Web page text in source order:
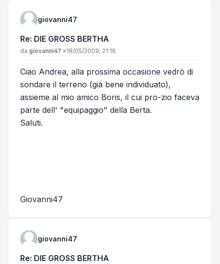
giovanni47
Re: DIE GROSS BERTHA
Messaggio
da giovanni47 »18/05/2009, 21:16
Ciao Andrea, alla prossima occasione vedrò di
sondare il terreno (già bene individuato),
assieme al mio amico Boris, il cui pro-zio faceva
parte dell' "equipaggio" della Berta.
Saluti.
Giovanni47
giovanni47
Re: DIE GROSS BERTHA